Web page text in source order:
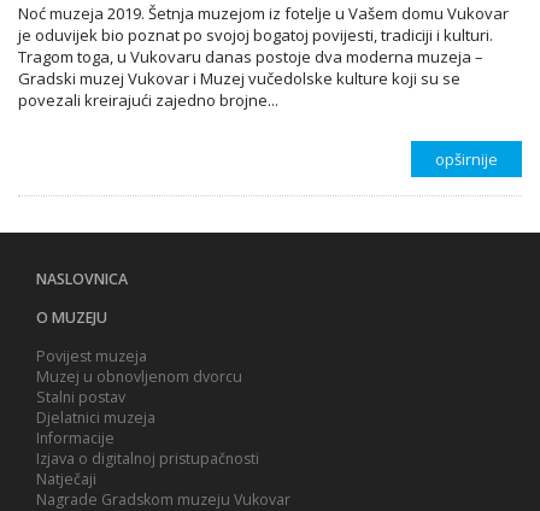
Noć muzeja 2019. Šetnja muzejom iz fotelje u Vašem domu Vukovar
je oduvijek bio poznat po svojoj bogatoj povijesti, tradiciji i kulturi.
Tragom toga, u Vukovaru danas postoje dva moderna muzeja –
Gradski muzej Vukovar i Muzej vučedolske kulture koji su se
povezali kreirajući zajedno brojne...
opširnije
NASLOVNICA
O MUZEJU
Povijest muzeja
Muzej u obnovljenom dvorcu
Stalni postav
Djelatnici muzeja
Informacije
Izjava o digitalnoj pristupačnosti
Natječaji
Nagrade Gradskom muzeju Vukovar